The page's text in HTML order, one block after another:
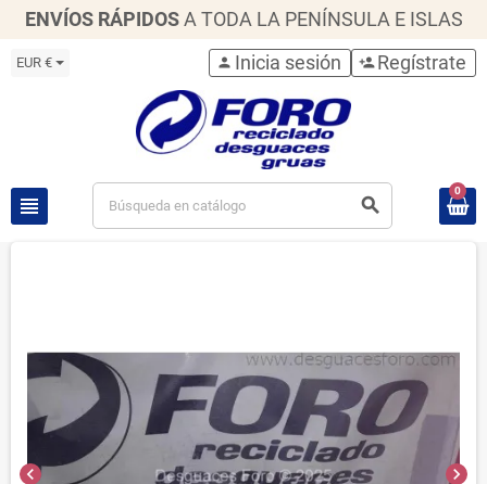
ENVÍOS RÁPIDOS A TODA LA PENÍNSULA E ISLAS
EUR €
view_headline search
person Inicia sesión person_add Regístrate
0
chevron_left chevron_right